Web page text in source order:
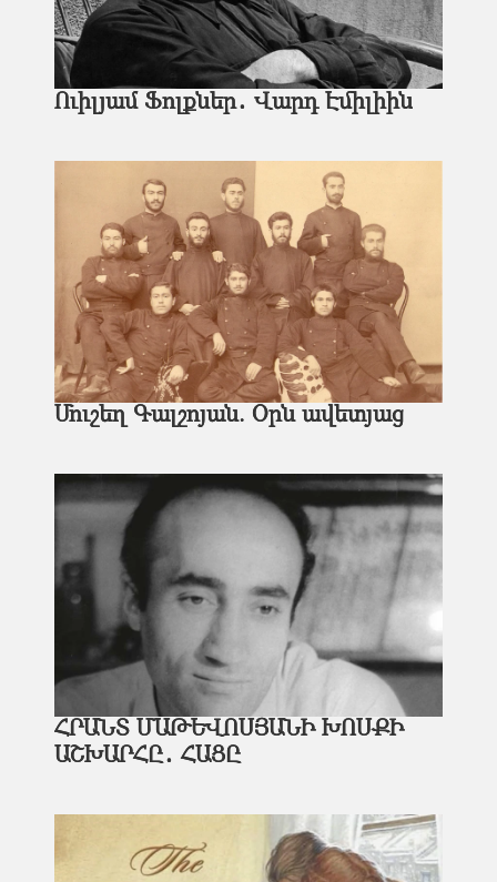
Ուիլյամ Ֆոլքներ․ Վարդ Էմիլիին
Մուշեղ Գալշոյան. Օրն ավետյաց
ՀՐԱՆՏ ՄԱԹԵՎՈՍՅԱՆԻ ԽՈՍՔԻ
ԱՇԽԱՐՀԸ․ ՀԱՑԸ